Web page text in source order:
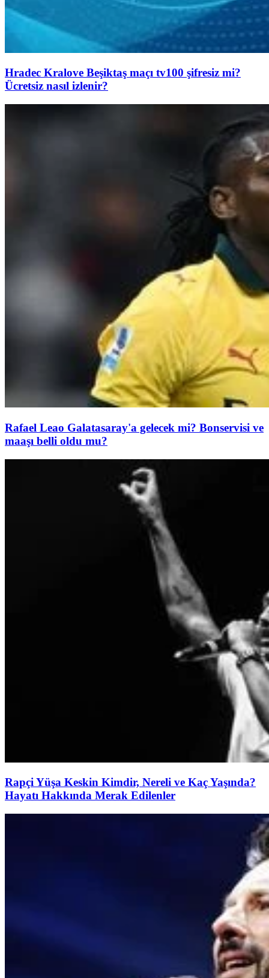
Hradec Kralove Beşiktaş maçı tv100 şifresiz mi?
Ücretsiz nasıl izlenir?
Rafael Leao Galatasaray'a gelecek mi? Bonservisi ve
maaşı belli oldu mu?
Rapçi Yüşa Keskin Kimdir, Nereli ve Kaç Yaşında?
Hayatı Hakkında Merak Edilenler